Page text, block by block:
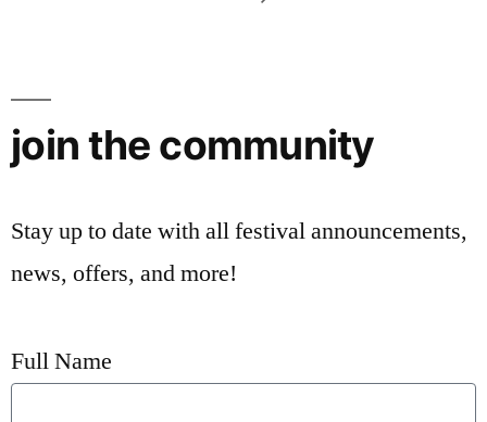
join the community
Stay up to date with all festivalannouncements,
news, offers, and more!
Full Name